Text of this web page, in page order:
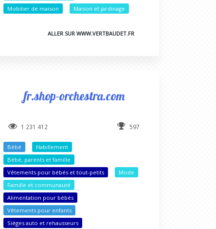
Mobilier de maison
Maison et jardinage
ALLER SUR WWW.VERTBAUDET.FR
fr.shop-orchestra.com
1 231 412 597
Bébé
Habillement
Bébé, parents et famille
Vêtements pour bébés et tout-petits
Mode
Famille et communauté
Alimentation pour bébés
Vêtements pour enfants
Sièges auto et rehausseurs